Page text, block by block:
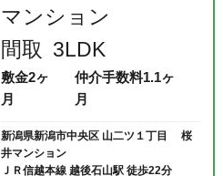
マンション
間取 3LDK
敷金2ヶ
月
仲介手数料1.1ヶ
月
新潟県新潟市中央区 山二ツ１丁目 桜
井マンション
ＪＲ信越本線 越後石山駅 徒歩22分